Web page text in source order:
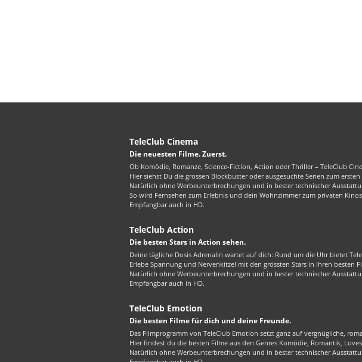
TeleClub Cinema
Die neuesten Filme. Zuerst.
Ob Komödie, Romanze, Science-Fiction, Action oder Thriller – TeleClub
Hier siehst Du die grossen Blockbuster oder ausgesuchte Serien zum
Natürlich ohne Werbeunterbrechungen und in bester technischer
So wird Fernsehen zum Erlebnis und dein Wohnzimmer zum privaten
Empfangbar auch in HD.
TeleClub Action
Die besten Stars in Action sehen.
Deine tägliche Dosis Adrenalin wartet auf dich: Rund um die Uhr bietet
Erlebe Spannung und Nervenkitzel mit den grössten Stars in ihren besten
Natürlich ohne Werbeunterbrechungen und in bester technischer
Empfangbar auch in HD.
TeleClub Emotion
Die besten Filme für dich und deine Freunde.
Das Filmprogramm von TeleClub Emotion setzt ganz auf vergnügliche,
Hier findest du die besten Filme aus den Genres Komödie, Romantik,
Natürlich ohne Werbeunterbrechungen und in bester technischer